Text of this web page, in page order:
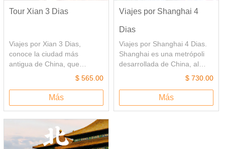
Tour Xian 3 Dias
Viajes por Xian 3 Dias,
conoce la ciudad más
antigua de China, que
situado en el noroeste de
de 13 Dinastías imperiales. El
viaje al Museo de los
magníficas estatuas hechas
por el hombre.
$ 565.00
Más
Viajes por Shanghai 4
Dias
Viajes por Shanghai 4 Dias.
Shanghai es una metrópoli
desarrollada de China, al
igual que Nueva York y Tokio.
visitar sus atracciones más
populares y más
$ 730.00
Más